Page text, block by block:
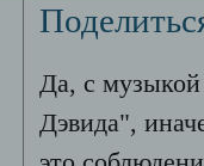
Да, с
Дэвида",